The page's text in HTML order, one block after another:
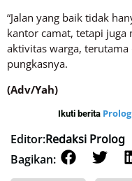
“Jalan yang baik tidak
kantor camat, tetapi juga
aktivitas warga,
pungkasnya.
(Adv/Yah)
Ikuti berita
Editor:Redaksi Prolog
Bagikan: